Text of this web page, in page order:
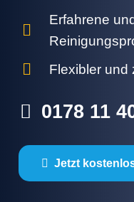
Erfahrene
Flexibler und
0178 11
Jetzt